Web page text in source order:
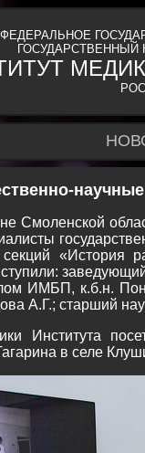
ФЕДЕРАЛЬНОЕ
Смоленской
«История
ИМБП, к.б.н.
А.Г.; старший
Института
в селе